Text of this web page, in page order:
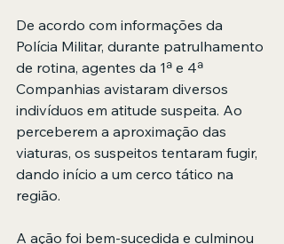
De acordo com informações da
Polícia Militar, durante patrulhamento
de rotina, agentes da 1ª e 4ª
Companhias avistaram diversos
indivíduos em atitude suspeita. Ao
perceberem a aproximação das
viaturas, os suspeitos tentaram fugir,
dando início a um cerco tático na
região.
A ação foi bem-sucedida e culminou